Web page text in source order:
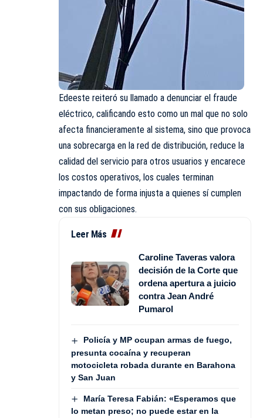
Edeeste reiteró su llamado a denunciar el fraude
eléctrico, calificando esto como un mal que no solo
afecta financieramente al sistema, sino que provoca
una sobrecarga en la red de distribución, reduce la
calidad del servicio para otros usuarios y encarece
los costos operativos, los cuales terminan
impactando de forma injusta a quienes sí cumplen
con sus obligaciones.
Leer Más
Caroline Taveras valora
decisión de la Corte que
ordena apertura a juicio
contra Jean André
Pumarol
Policía y MP ocupan armas de fuego,
presunta cocaína y recuperan
motocicleta robada durante en Barahona
y San Juan
María Teresa Fabián: «Esperamos que
lo metan preso; no puede estar en la